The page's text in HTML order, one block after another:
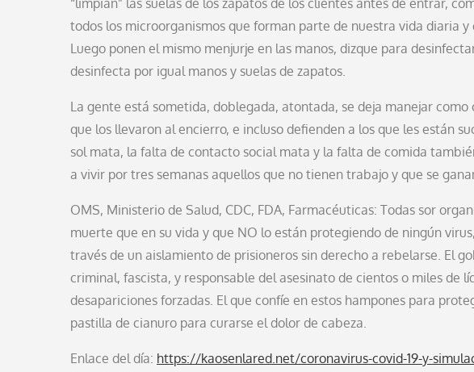
todos los microorganismos que forman parte de nuestra vida diaria y
Luego ponen el mismo menjurje en las manos, dizque para
desinfecta por igual manos y suelas de zapatos.
La gente está sometida, doblegada, atontada, se deja manejar
que los llevaron al encierro, e incluso defienden a los que les están
sol mata, la falta de contacto social mata y la falta de comida
a vivir por tres semanas aquellos que no tienen trabajo y que se
OMS, Ministerio de Salud, CDC, FDA, Farmacéuticas: Todas sor
muerte que en su vida y que NO lo están protegiendo de ningún
través de un aislamiento de prisioneros sin derecho a rebelarse. El
criminal, fascista, y responsable del asesinato de cientos o miles de
desapariciones forzadas. El que confíe en estos hampones para
pastilla de cianuro para curarse el dolor de cabeza.
Enlace del día: https://kaosenlared.net/coronavirus-covid-19-y-